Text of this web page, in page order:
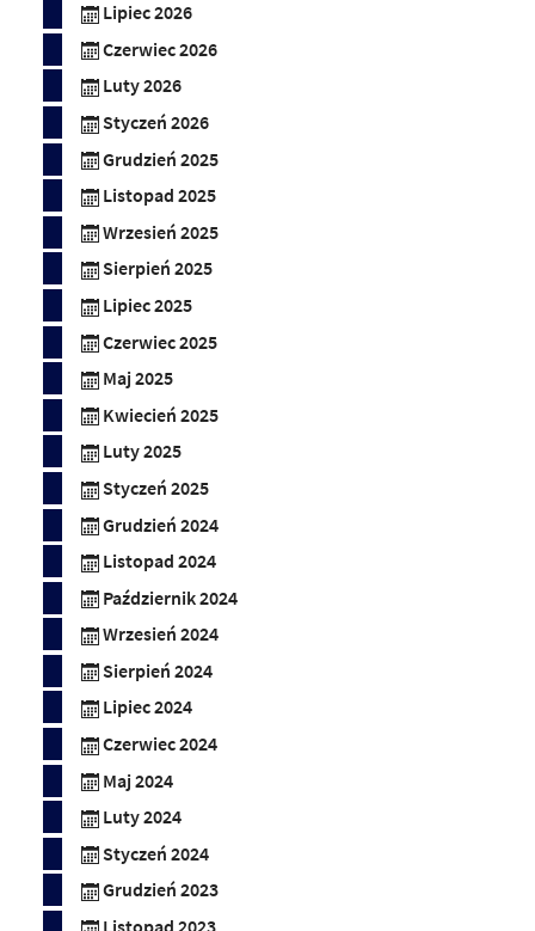
Lipiec 2026
Czerwiec 2026
Luty 2026
Styczeń 2026
Grudzień 2025
Listopad 2025
Wrzesień 2025
Sierpień 2025
Lipiec 2025
Czerwiec 2025
Maj 2025
Kwiecień 2025
Luty 2025
Styczeń 2025
Grudzień 2024
Listopad 2024
Październik 2024
Wrzesień 2024
Sierpień 2024
Lipiec 2024
Czerwiec 2024
Maj 2024
Luty 2024
Styczeń 2024
Grudzień 2023